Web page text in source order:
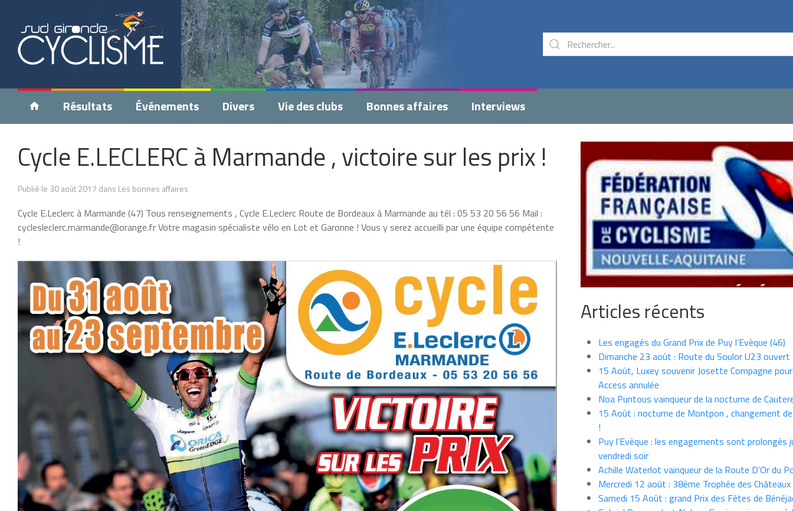
Résultats Événements Divers Vie des clubs Bonnes affaires Interviews
Cycle E.LECLERC à Marmande , victoire sur les prix !
Publié le 30 août 2017 dans Les bonnes affaires
Cycle E.Leclerc à Marmande (47) Tous renseignements , Cycle E.Leclerc Route de Bordeaux à Marmande au tél : 05 53 20 56 56 Mail :
cyclesleclerc.marmande@orange.fr Votre magasin spécialiste vélo en Lot et Garonne ! Vous y serez accueilli par une équipe compétente
!
Articles récents
Les engagés du Grand Prix de Puy l’Evèque (46)
Dimanche 23 août : Route du Soulor U23 ouvert
15 Août, Luxey souvenir Josette Compagne
Access annulée
Noa Puntous vainqueur de la nocturne de
15 Août : nocturne de Montpon , changement
!
Puy l’Evèque : les engagements sont prolongés
vendredi soir
Achille Waterlot vainqueur de la Route D’Or du
Mercredi 12 août : 38ème Trophée des Châteaux
Samedi 15 Août : grand Prix des Fêtes de